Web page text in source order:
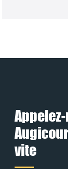
vite